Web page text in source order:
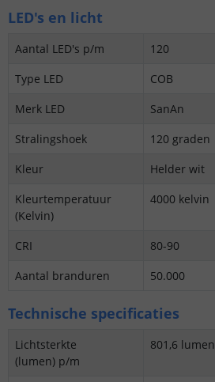
LED's en licht
Aantal LED's p/m
120
Type LED
COB
Merk LED
SanAn
Stralingshoek
120 graden
Kleur
Helder wit
Kleurtemperatuur
(Kelvin)
4000 kelvin
CRI
80-90
Aantal branduren
50.000
Technische specificaties
Lichtsterkte
(lumen) p/m
801,6 lumen